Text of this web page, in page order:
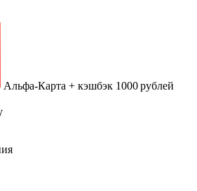
Альфа‑Карта + кэшбэк 1000 рублей